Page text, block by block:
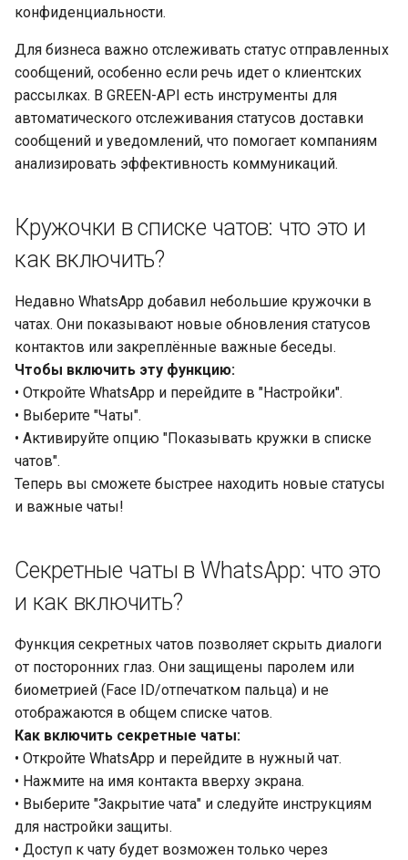
конфиденциальности.
Для бизнеса важно отслеживать статус отправленных
сообщений, особенно если речь идет о клиентских
рассылках. В GREEN-API есть инструменты для
автоматического отслеживания статусов доставки
сообщений и уведомлений, что помогает компаниям
анализировать эффективность коммуникаций.
Кружочки в списке чатов: что это и
как включить?
Недавно WhatsApp добавил небольшие кружочки в
чатах. Они показывают новые обновления статусов
контактов или закреплённые важные беседы.
Чтобы включить эту функцию:
• Откройте WhatsApp и перейдите в "Настройки".
• Выберите "Чаты".
• Активируйте опцию "Показывать кружки в списке
чатов".
Теперь вы сможете быстрее находить новые статусы
и важные чаты!
Секретные чаты в WhatsApp: что это
и как включить?
Функция секретных чатов позволяет скрыть диалоги
от посторонних глаз. Они защищены паролем или
биометрией (Face ID/отпечатком пальца) и не
отображаются в общем списке чатов.
Как включить секретные чаты:
• Откройте WhatsApp и перейдите в нужный чат.
• Нажмите на имя контакта вверху экрана.
• Выберите "Закрытие чата" и следуйте инструкциям
для настройки защиты.
• Доступ к чату будет возможен только через